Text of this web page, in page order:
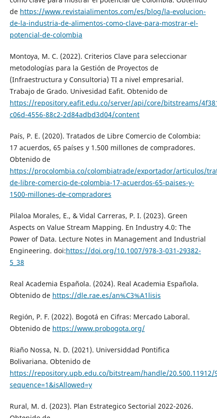
de https://www.revistaialimentos.com/es/blog/la-evolucion-
de-la-industria-de-alimentos-como-clave-para-mostrar-el-
potencial-de-colombia
Montoya, M. C. (2022). Criterios Clave para seleccionar
metodologías para la Gestión de Proyectos de
(Infraestructura y Consultoria) TI a nivel empresarial.
Trabajo de Grado. Univesidad Eafit. Obtenido de
https://repository.eafit.edu.co/server/api/core/bitstreams/
c06d-4556-88c2-2d84adbd3d04/content
País, P. E. (2020). Tratados de Libre Comercio de Colombia:
17 acuerdos, 65 países y 1.500 millones de compradores.
Obtenido de
https://procolombia.co/colombiatrade/exportador/articulos/
de-libre-comercio-de-colombia-17-acuerdos-65-paises-y-
1500-millones-de-compradores
Pilaloa Morales, E., & Vidal Carreras, P. I. (2023). Green
Aspects on Value Stream Mapping. En Industry 4.0: The
Power of Data. Lecture Notes in Management and Industrial
Engineering. doi:https://doi.org/10.1007/978-3-031-29382-
5_38
Real Academia Española. (2024). Real Academia Española.
Obtenido de https://dle.rae.es/an%C3%A1lisis
Región, P. F. (2022). Bogotá en Cifras: Mercado Laboral.
Obtenido de https://www.probogota.org/
Riaño Nossa, N. D. (2021). Universiddad Pontifica
Bolivariana. Obtenido de
https://repository.upb.edu.co/bitstream/handle/20.500.11912/
sequence=1&isAllowed=y
Rural, M. d. (2023). Plan Estrategico Sectorial 2022-2026.